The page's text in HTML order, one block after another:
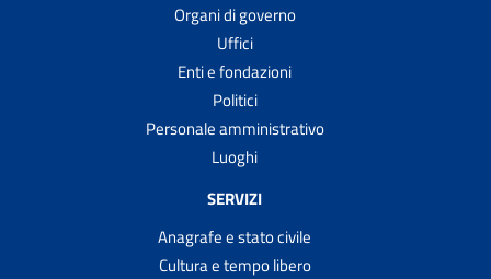
Organi di governo
Uffici
Enti e fondazioni
Politici
Personale amministrativo
Luoghi
SERVIZI
Anagrafe e stato civile
Cultura e tempo libero